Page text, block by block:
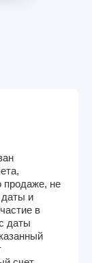
продаже, не
даты и
в
даты